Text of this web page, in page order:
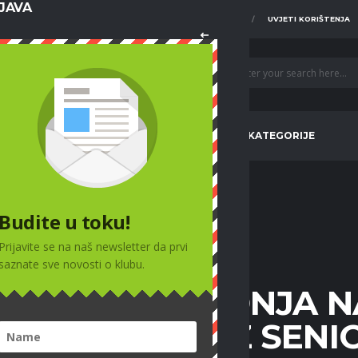
UVJETI KORIŠTENJA
PRVA EKIPA MLAĐE KATEGORIJE
Budite u toku!
Prijavite se na naš newsletter da prvi
saznate sve novosti o klubu.
SENIORI
I POSLJEDNJA
– PORAZ